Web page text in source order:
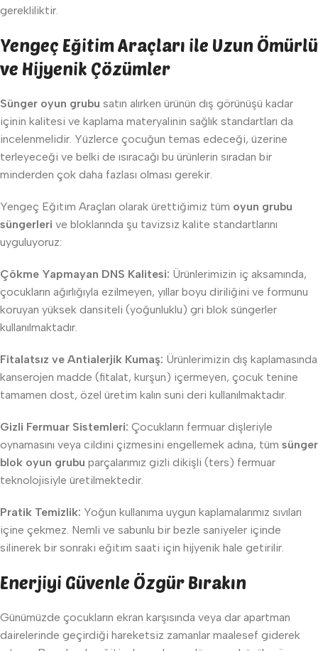
gerekliliktir.
Yengeç Eğitim Araçları ile Uzun Ömürlü
ve Hijyenik Çözümler
Sünger oyun grubu satın alırken ürünün dış görünüşü kadar
içinin kalitesi ve kaplama materyalinin sağlık standartları da
incelenmelidir. Yüzlerce çocuğun temas edeceği, üzerine
terleyeceği ve belki de ısıracağı bu ürünlerin sıradan bir
minderden çok daha fazlası olması gerekir.
Yengeç Eğitim Araçları olarak ürettiğimiz tüm oyun grubu
süngerleri ve bloklarında şu tavizsiz kalite standartlarını
uyguluyoruz:
Çökme Yapmayan DNS Kalitesi: Ürünlerimizin iç aksamında,
çocukların ağırlığıyla ezilmeyen, yıllar boyu diriliğini ve formunu
koruyan yüksek dansiteli (yoğunluklu) gri blok süngerler
kullanılmaktadır.
Fitalatsız ve Antialerjik Kumaş: Ürünlerimizin dış kaplamasında
kanserojen madde (fitalat, kurşun) içermeyen, çocuk tenine
tamamen dost, özel üretim kalın suni deri kullanılmaktadır.
Gizli Fermuar Sistemleri: Çocukların fermuar dişleriyle
oynamasını veya cildini çizmesini engellemek adına, tüm sünger
blok oyun grubu parçalarımız gizli dikişli (ters) fermuar
teknolojisiyle üretilmektedir.
Pratik Temizlik: Yoğun kullanıma uygun kaplamalarımız sıvıları
içine çekmez. Nemli ve sabunlu bir bezle saniyeler içinde
silinerek bir sonraki eğitim saati için hijyenik hale getirilir.
Enerjiyi Güvenle Özgür Bırakın
Günümüzde çocukların ekran karşısında veya dar apartman
dairelerinde geçirdiği hareketsiz zamanlar maalesef giderek